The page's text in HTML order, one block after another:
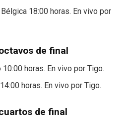
18:00 horas. En vivo por
de final
horas. En vivo por Tigo.
horas. En vivo por Tigo.
de final